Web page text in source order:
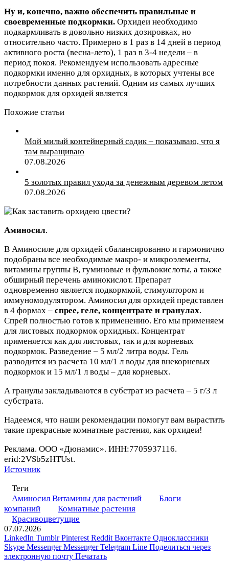
Ну и, конечно, важно обеспечить правильные и
своевременные подкормки. Орхидеи необходимо
подкармливать в довольно низких дозировках, но
относительно часто. Примерно в 1 раз в 14 дней в период
активного роста (весна-лето), 1 раз в 3-4 недели – в
период покоя. Рекомендуем использовать адресные
подкормки именно для орхидных, в которых учтены все
потребности данных растений. Одним из самых лучших
подкормок для орхидей является
Похожие статьи
Мой милый контейнерный садик – показываю, что я
там выращиваю
07.08.2026
5 золотых правил ухода за денежным деревом летом
07.08.2026
Аминосил.
В Аминосиле для орхидей сбалансированно и гармонично
подобраны все необходимые макро- и микроэлементы,
витамины группы В, гуминовые и фульвокислоты, а также
обширный перечень аминокислот. Препарат
одновременно является подкормкой, стимулятором и
иммуномодулятором. Аминосил для орхидей представлен
в 4 формах – спрее, геле, концентрате и гранулах.
Спрей полностью готов к применению. Его мы применяем
для листовых подкормок орхидных. Концентрат
применяется как для листовых, так и для корневых
подкормок. Разведение – 5 мл/2 литра воды. Гель
разводится из расчета 10 мл/1 л воды для внекорневых
подкормок и 15 мл/1 л воды – для корневых.
А гранулы закладываются в субстрат из расчета – 5 г/3 л
субстрата.
Надеемся, что наши рекомендации помогут вам вырастить
такие прекрасные комнатные растения, как орхидеи!
Реклама. ООО «Дюнамис». ИНН:7705937116.
erid:2VSb5zHTUst.
Источник
Теги
Аминосил Витамины для растений
Блоги
компаний
Комнатные растения
Красивоцветущие
07.07.2026
LinkedIn Tumblr Pinterest Reddit Вконтакте Одноклассники
Skype Messenger Messenger Telegram Line Поделиться через
электронную почту Печатать